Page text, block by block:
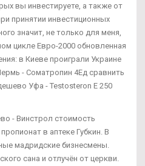
вы инвестируете, а также от
принятии инвестиционных
значит, не только для меня,
цикле Евро-2000 обновленная
в Киеве проиграли Украине
- Cоматропин 4Ед сравнить
Уфа - Testosteron E 250
- Винстрол стоимость
в аптеке Губкин. В
мадридские бизнесмены.
сана и отлучён от церкви.